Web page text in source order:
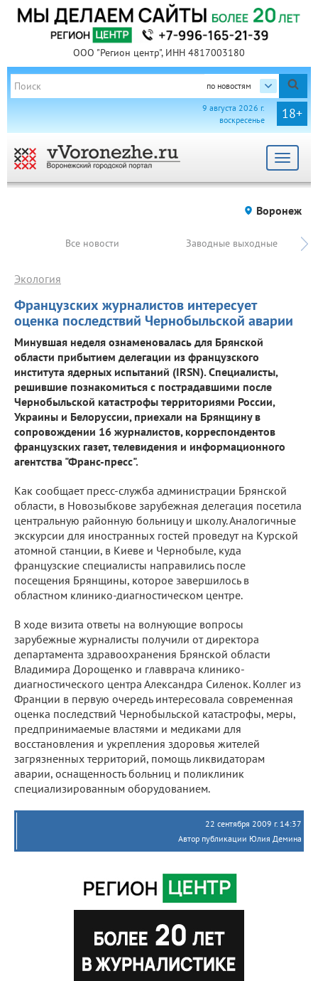
ООО "Регион центр", ИНН 4817003180
по новостям
18+
9 августа 2026 г.
воскресенье
Toggle
Воронеж
Все новости Заводные выходные
Французских журналистов интересует
оценка последствий Чернобыльской аварии
Экология
Минувшая неделя ознаменовалась для Брянской
области прибытием делегации из французского
института ядерных испытаний (IRSN). Специалисты,
решившие познакомиться с пострадавшими после
Чернобыльской катастрофы территориями России,
Украины и Белоруссии, приехали на Брянщину в
сопровождении 16 журналистов, корреспондентов
французских газет, телевидения и информационного
агентства "Франс-пресс".
Как сообщает пресс-служба администрации Брянской
области, в Новозыбкове зарубежная делегация посетила
центральную районную больницу и школу. Аналогичные
экскурсии для иностранных гостей проведут на Курской
атомной станции, в Киеве и Чернобыле, куда
французские специалисты направились после
посещения Брянщины, которое завершилось в
областном клинико-диагностическом центре.
В ходе визита ответы на волнующие вопросы
зарубежные журналисты получили от директора
департамента здравоохранения Брянской области
Владимира Дорощенко и главврача клинико-
диагностического центра Александра Силенок. Коллег из
Франции в первую очередь интересовала современная
оценка последствий Чернобыльской катастрофы, меры,
предпринимаемые властями и медиками для
восстановления и укрепления здоровья жителей
загрязненных территорий, помощь ликвидаторам
аварии, оснащенность больниц и поликлиник
специализированным оборудованием.
22 сентября 2009 г. 14:37
Автор публикации Юлия Демина